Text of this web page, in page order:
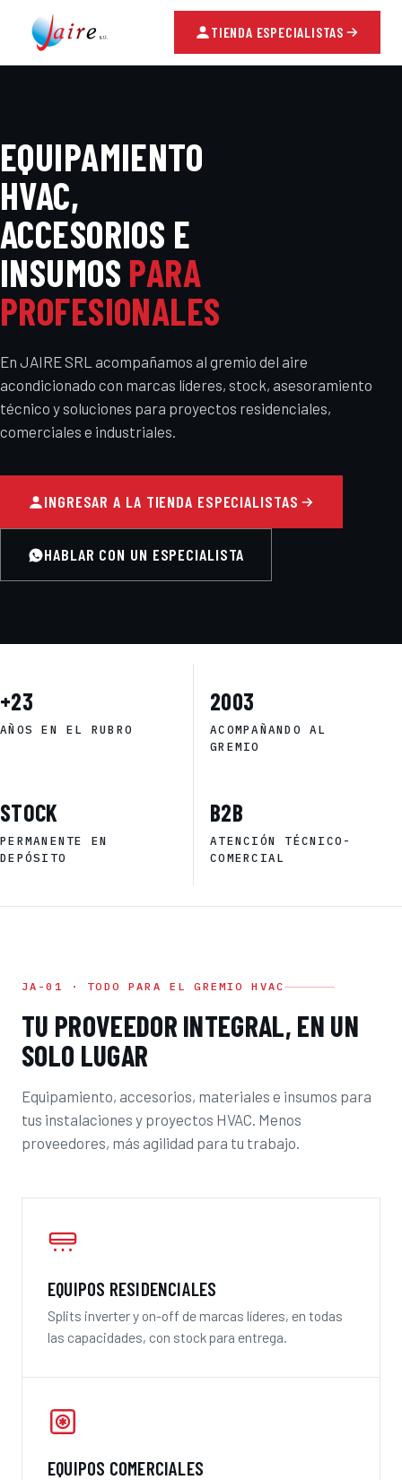
TIENDA ESPECIALISTAS
EQUIPAMIENTO
HVAC,
ACCESORIOS E
INSUMOS PARA
PROFESIONALES
En JAIRE SRL acompañamos al gremio del aire
acondicionado con marcas líderes, stock, asesoramiento
técnico y soluciones para proyectos residenciales,
comerciales e industriales.
INGRESAR A LA TIENDA ESPECIALISTAS
HABLAR CON UN ESPECIALISTA
+23
AÑOS EN EL RUBRO
2003
ACOMPAÑANDO AL
GREMIO
STOCK
PERMANENTE EN
DEPÓSITO
B2B
ATENCIÓN TÉCNICO-
COMERCIAL
JA-01 · TODO PARA EL GREMIO HVAC
TU PROVEEDOR INTEGRAL, EN UN
SOLO LUGAR
Equipamiento, accesorios, materiales e insumos para
tus instalaciones y proyectos HVAC. Menos
proveedores, más agilidad para tu trabajo.
EQUIPOS RESIDENCIALES
Splits inverter y on-off de marcas líderes, en todas
las capacidades, con stock para entrega.
EQUIPOS COMERCIALES